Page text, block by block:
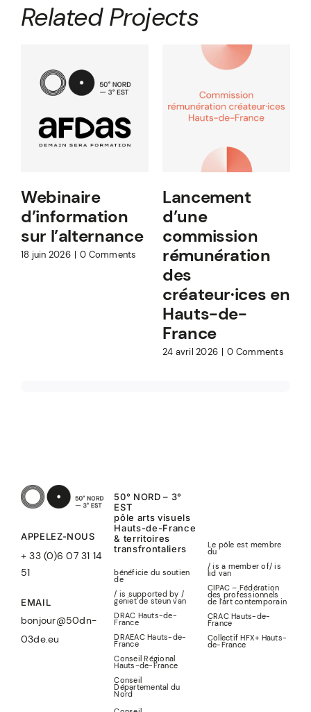
Related Projects
Webinaire
d’information
sur l’alternance
18 juin 2026 | 0 Comments
Lancement
d’une
commission
rémunération
des
créateur·ices en
Hauts-de-
France
24 avril 2026 | 0 Comments
APPELEZ-NOUS
+ 33 (0)6 07 31 14
51
EMAIL
bonjour@50dn-
03de.eu
50° NORD – 3°
EST
pôle arts visuels
Hauts-de-France
& territoires
transfrontaliers
bénéficie du soutien
de
/ is supported by /
geniet de steun van
DRAC Hauts-de-
France
DRAEAC Hauts-de-
France
Conseil Régional
Hauts-de-France
Conseil
Départemental du
Nord
Le pôle est membre
du
/ is a member of/is
lid van
CIPAC – Fédération
des professionnels
de l’art contemporain
CRAC Hauts-de-
France
Collectif HFX+ Hauts-
de-France